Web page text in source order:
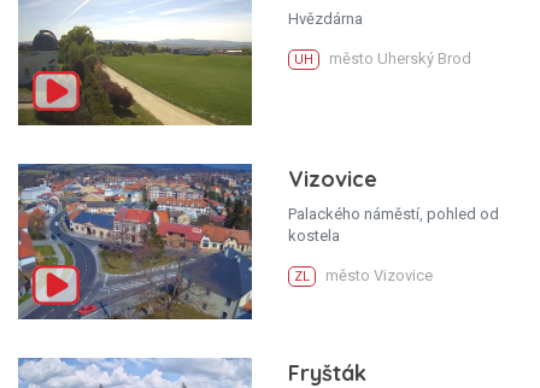
Hvězdárna
UH město Uherský Brod
Vizovice
Palackého náměstí, pohled od
kostela
ZL město Vizovice
Fryšták